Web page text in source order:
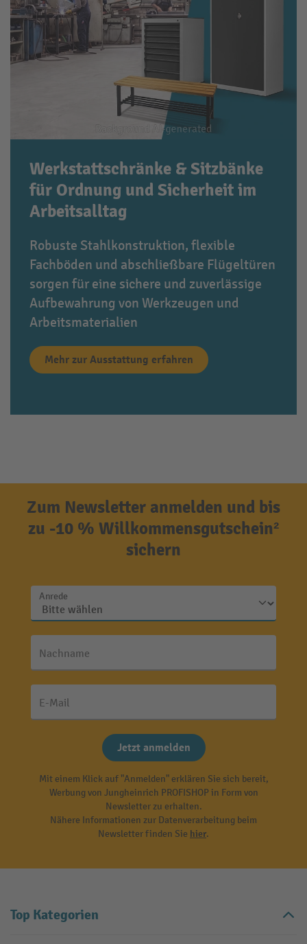
Werkstattschränke & Sitzbänke
für Ordnung und Sicherheit im
Arbeitsalltag
Robuste Stahlkonstruktion, flexible
Fachböden und abschließbare Flügeltüren
sorgen für eine sichere und zuverlässige
Aufbewahrung von Werkzeugen und
Arbeitsmaterialien
Mehr zur Ausstattung erfahren
Zum Newsletter anmelden und bis
zu -10 % Willkommensgutschein²
sichern
Anrede
Nachname
E-Mail
Jetzt anmelden
Mit einem Klick auf "Anmelden" erklären Sie sich bereit,
Werbung von Jungheinrich PROFISHOP in Form von
Newsletter zu erhalten.
Nähere Informationen zur Datenverarbeitung beim
Newsletter finden Sie hier.
Top Kategorien